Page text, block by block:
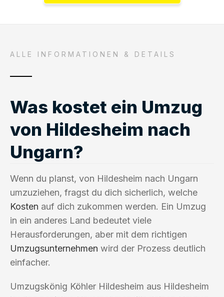
ALLE INFORMATIONEN & DETAILS
Was kostet ein Umzug
von Hildesheim nach
Ungarn?
Wenn du planst, von Hildesheim nach Ungarn
umzuziehen, fragst du dich sicherlich, welche
Kosten auf dich zukommen werden. Ein Umzug
in ein anderes Land bedeutet viele
Herausforderungen, aber mit dem richtigen
Umzugsunternehmen wird der Prozess deutlich
einfacher.
Umzugskönig Köhler Hildesheim aus Hildesheim